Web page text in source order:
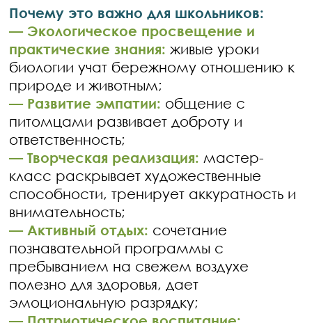
Почему это важно для школьников:
— Экологическое просвещение и
практические знания:живые уроки
биологии учат бережному отношению к
природе и животным;
— Развитие эмпатии: общение с
питомцами развивает доброту и
ответственность;
— Творческая реализация: мастер-
класс раскрывает художественные
способности, тренирует аккуратность и
внимательность;
— Активный отдых: сочетание
познавательной программы с
пребыванием на свежем воздухе
полезно для здоровья, дает
эмоциональную разрядку;